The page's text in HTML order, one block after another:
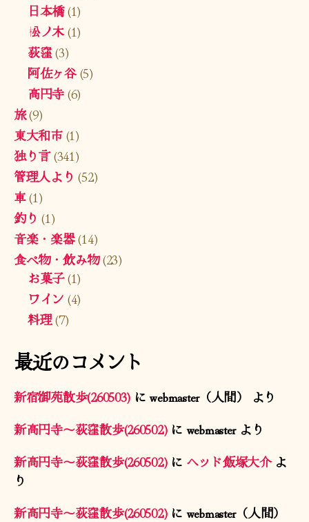
日本橋(1)
松ノ木(1)
荻窪(3)
阿佐ヶ谷(5)
高円寺(6)
旅(9)
東大和市(1)
独り言(341)
管理人より (52)
車(1)
釣り (1)
音楽・楽器(14)
食べ物・飲み物(23)
お菓子(1)
ワイン (4)
料理(7)
最近のコメント
新宿御苑散歩(260503) にwebmaster（人間）
より
新高円寺〜荻窪散歩(260502)に webmasterより
新高円寺〜荻窪散歩(260502)に ヘッド飯塚大介よ
り
新高円寺〜荻窪散歩(260502)に webmaster（人間）